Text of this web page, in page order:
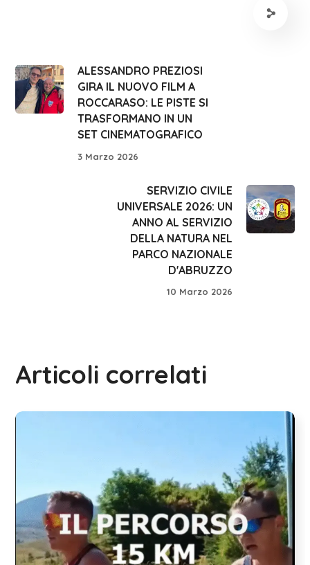
ALESSANDRO PREZIOSI
GIRA IL NUOVO FILM A
ROCCARASO: LE PISTE SI
TRASFORMANO IN UN
SET CINEMATOGRAFICO
3 Marzo 2026
SERVIZIO CIVILE
UNIVERSALE 2026: UN
ANNO AL SERVIZIO
DELLA NATURA NEL
PARCO NAZIONALE
D'ABRUZZO
10 Marzo 2026
Articoli correlati